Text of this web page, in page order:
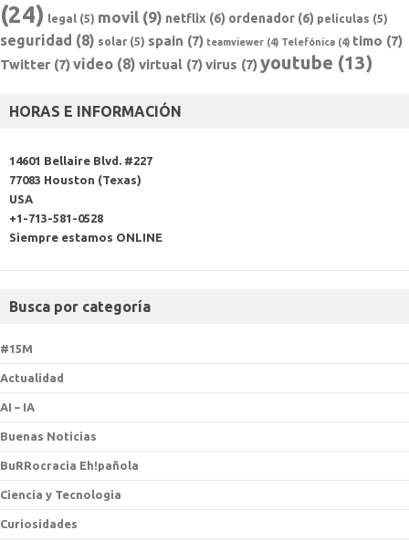
(24) legal (5) movil (9) netflix (6) ordenador (6) películas (5)
seguridad (8) solar (5) spain (7) teamviewer (4) Telefónica (4) timo (7)
Twitter (7)video (8) virtual (7)virus (7)youtube (13)
HORAS E INFORMACIÓN
14601 Bellaire Blvd. #227
77083 Houston (Texas)
USA
+1-713-581-0528
Siempre estamos ONLINE
Busca por categoría
#15M
Actualidad
AI – IA
Buenas Noticias
BuRRocracia Eh!pañola
Ciencia y Tecnologia
Curiosidades